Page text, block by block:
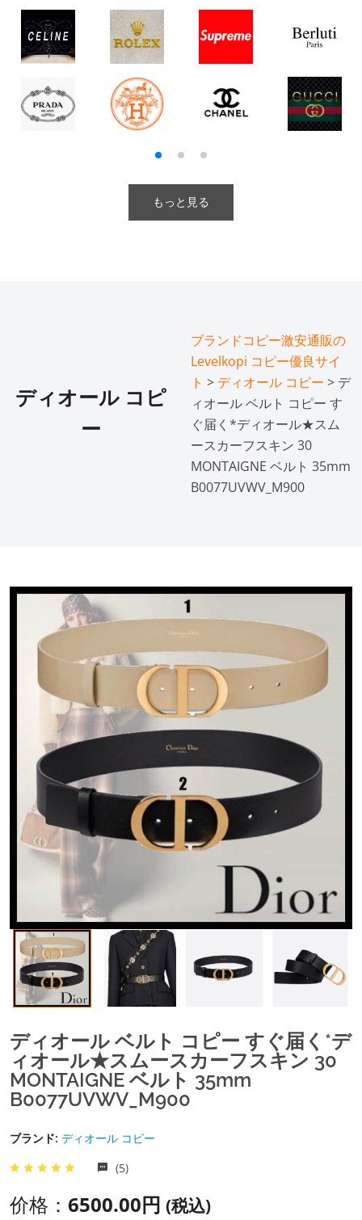
もっと見る
ディオール コピ
ー
ブランドコピー激安通販の
Levelkopi コピー優良サイ
ト > ディオール コピー > デ
ィオール ベルト コピー す
ぐ届く*ディオール★スム
ースカーフスキン 30
MONTAIGNE ベルト 35mm
B0077UVWV_M900
ディオール ベルト コピー すぐ届く*デ
ィオール★スムースカーフスキン 30
MONTAIGNE ベルト 35mm
B0077UVWV_M900
ブランド: ディオール コピー
(5)
价格： 6500.00円 (税込)